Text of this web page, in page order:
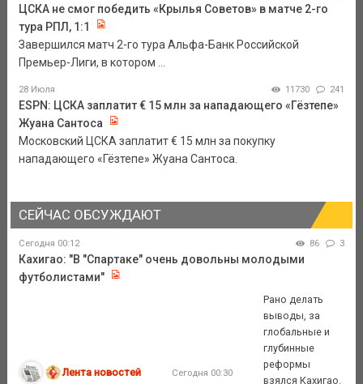
ЦСКА не смог победить «Крылья Советов» в матче 2-го
тура РПЛ, 1:1
Завершился матч 2-го тура Альфа-Банк Российской
Премьер-Лиги, в котором ...
28 Июля 11730 241
ESPN: ЦСКА заплатит € 15 млн за нападающего «Гёзтепе»
Жуана Сантоса
Московский ЦСКА заплатит € 15 млн за покупку
нападающего «Гёзтепе» Жуана Сантоса.
СЕЙЧАС ОБСУЖДАЮТ
Сегодня 00:12 86 3
Кахигао: "В "Спартаке" очень довольны молодыми
футболистами"
Лента новостей Сегодня 00:30
Рано делать
выводы, за
глобальные и
глубинные
реформы
взялся Кахигао.